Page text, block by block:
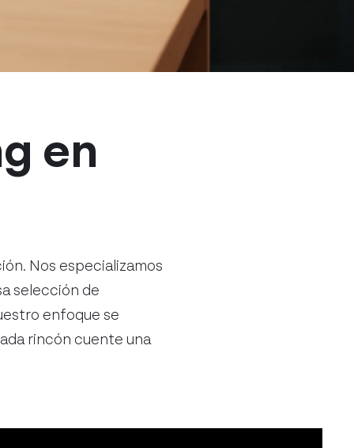
en
Nos especializamos
selección de
enfoque se
rincón cuente una